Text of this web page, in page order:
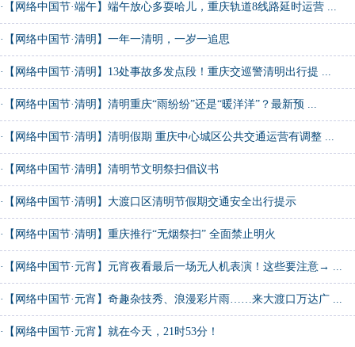
· 【网络中国节·端午】端午放心多耍哈儿，重庆轨道8线路延时运营 ...
· 【网络中国节·清明】一年一清明，一岁一追思
· 【网络中国节·清明】13处事故多发点段！重庆交巡警清明出行提 ...
· 【网络中国节·清明】清明重庆“雨纷纷”还是“暖洋洋”？最新预 ...
· 【网络中国节·清明】清明假期 重庆中心城区公共交通运营有调整 ...
· 【网络中国节·清明】清明节文明祭扫倡议书
· 【网络中国节·清明】大渡口区清明节假期交通安全出行提示
· 【网络中国节·清明】重庆推行“无烟祭扫” 全面禁止明火
· 【网络中国节·元宵】元宵夜看最后一场无人机表演！这些要注意→ ...
· 【网络中国节·元宵】奇趣杂技秀、浪漫彩片雨……来大渡口万达广 ...
· 【网络中国节·元宵】就在今天，21时53分！